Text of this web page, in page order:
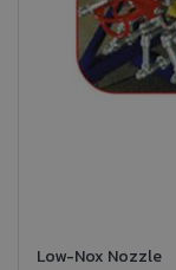
Low-Nox Nozzle